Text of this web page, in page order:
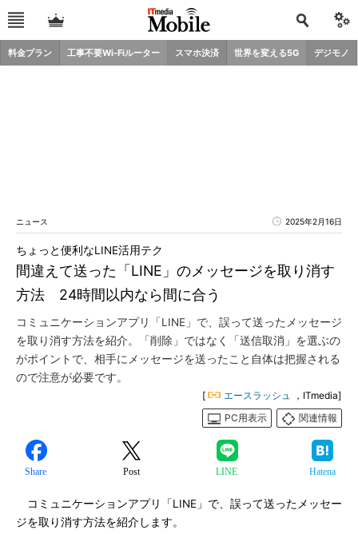
料金プラン 工事不要Wi-Fiルーター スマホ決済 世界を変える5G デジモノ
ニュース 2025年2月16日
間違えて送った「LINE」のメッセージを取り消す
方法 24時間以内なら間に合う
ちょっと便利なLINE活用テク
コミュニケーションアプリ「LINE」で、誤って送ったメッセージ
を取り消す方法を紹介。「削除」ではなく「送信取消」を選ぶの
がポイントで、相手にメッセージを送ったこと自体は把握される
ので注意が必要です。
[ エースラッシュ ，ITmedia]
PC用表示
関連情報
Share Post LINE Hatena
コミュニケーションアプリ「LINE」で、誤って送ったメッセー
ジを取り消す方法を紹介します。